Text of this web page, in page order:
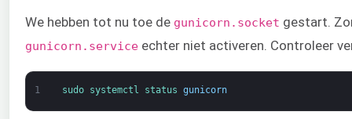
We hebben tot nu toe de gunicorn.socket gestart.
gunicorn.service echter niet activeren. Controleer
1 sudo systemctl status gunicorn